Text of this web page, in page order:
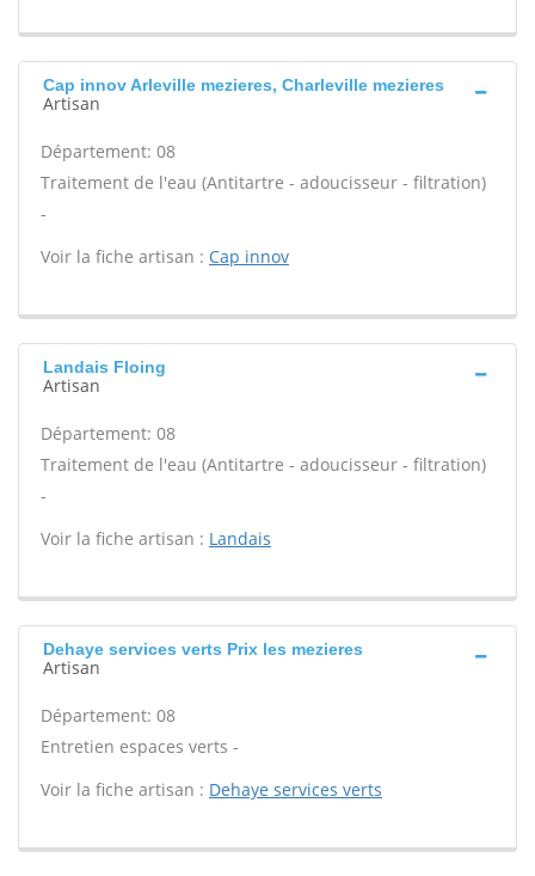
Cap innov Arleville mezieres, Charleville mezieres
Artisan
Département: 08
Traitement de l'eau (Antitartre - adoucisseur - filtration)
-
Voir la fiche artisan : Cap innov
Landais Floing
Artisan
Département: 08
Traitement de l'eau (Antitartre - adoucisseur - filtration)
-
Voir la fiche artisan : Landais
Dehaye services verts Prix les mezieres
Artisan
Département: 08
Entretien espaces verts -
Voir la fiche artisan : Dehaye services verts